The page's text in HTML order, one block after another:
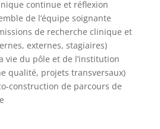
continue et réflexion
de l’équipe soignante
de recherche clinique et
externes, stagiaires)
vie du pôle et de l’institution
qualité, projets transversaux)
construction de parcours de